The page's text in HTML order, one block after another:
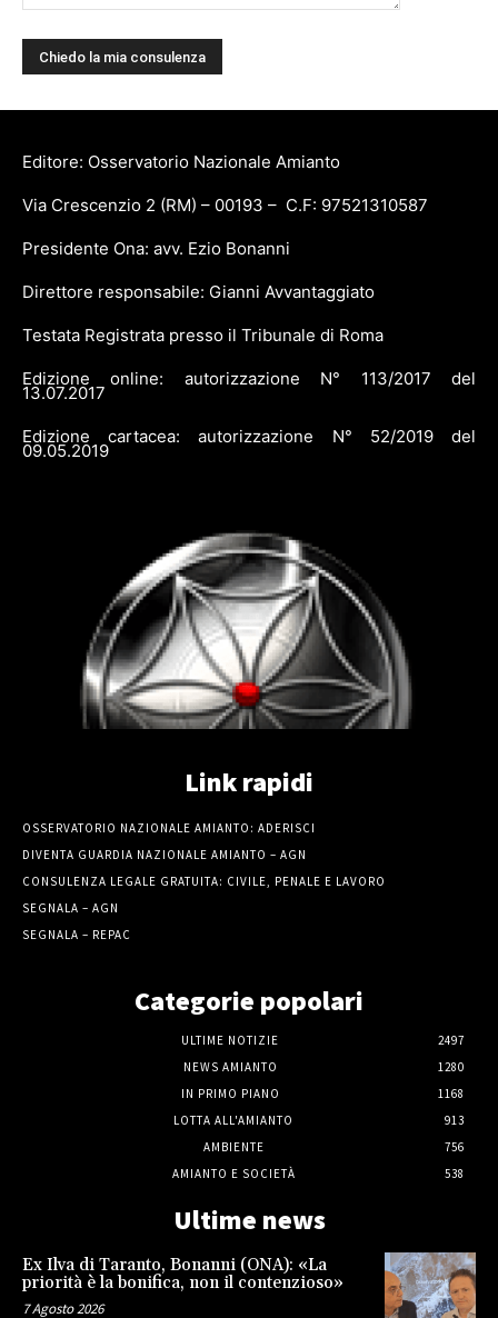
Editore: Osservatorio Nazionale Amianto
Via Crescenzio 2 (RM) – 00193 – C.F: 97521310587
Presidente Ona: avv. Ezio Bonanni
Direttore responsabile: Gianni Avvantaggiato
Testata Registrata presso il Tribunale di Roma
Edizione online: autorizzazione N° 113/2017 del
13.07.2017
Edizione cartacea: autorizzazione N° 52/2019 del
09.05.2019
Link rapidi
OSSERVATORIO NAZIONALE AMIANTO: ADERISCI
DIVENTA GUARDIA NAZIONALE AMIANTO – AGN
CONSULENZA LEGALE GRATUITA: CIVILE, PENALE E LAVORO
SEGNALA – AGN
SEGNALA – REPAC
Categorie popolari
ULTIME NOTIZIE
2497
NEWS AMIANTO
1280
IN PRIMO PIANO
1168
LOTTA ALL'AMIANTO
913
AMBIENTE
756
AMIANTO E SOCIETÀ
538
Ultime news
Ex Ilva di Taranto, Bonanni (ONA): «La
priorità è la bonifica, non il contenzioso»
7 Agosto 2026